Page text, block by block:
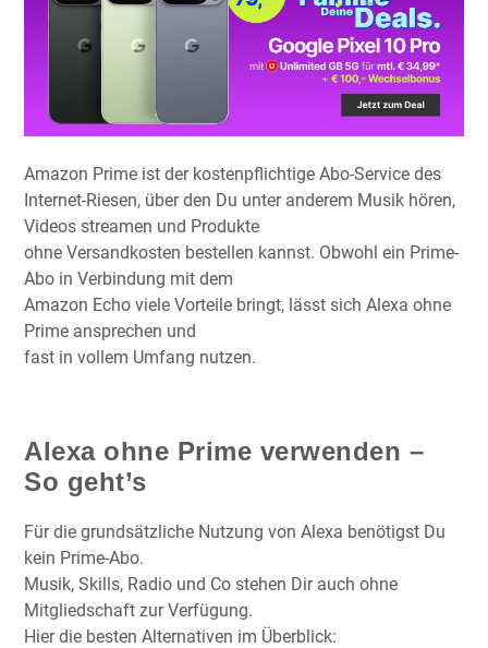
Amazon Prime ist der kostenpflichtige Abo-Service des
Internet-Riesen, über den Du unter anderem Musik hören,
Videos streamen und Produkte
ohne Versandkosten bestellen kannst. Obwohl ein Prime-
Abo in Verbindung mit dem
Amazon Echo viele Vorteile bringt, lässt sich Alexa ohne
Prime ansprechen und
fast in vollem Umfang nutzen.
Alexa ohne Prime verwenden –
So geht’s
Für die grundsätzliche Nutzung von Alexa benötigst Du
kein Prime-Abo.
Musik, Skills, Radio und Co stehen Dir auch ohne
Mitgliedschaft zur Verfügung.
Hier die besten Alternativen im Überblick: